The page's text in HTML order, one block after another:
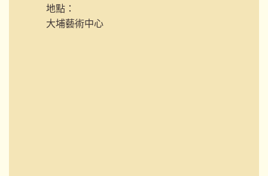
地點：
大埔藝術中心